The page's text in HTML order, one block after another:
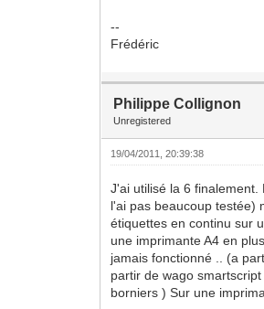
--
Frédéric
Philippe Collignon
Unregistered
19/04/2011, 20:39:38
J'ai utilisé la 6
l'ai pas beaucoup testée)
étiquettes en continu sur
une imprimante A4 en
jamais fonctionné .. (a
partir de wago
borniers ) Sur une